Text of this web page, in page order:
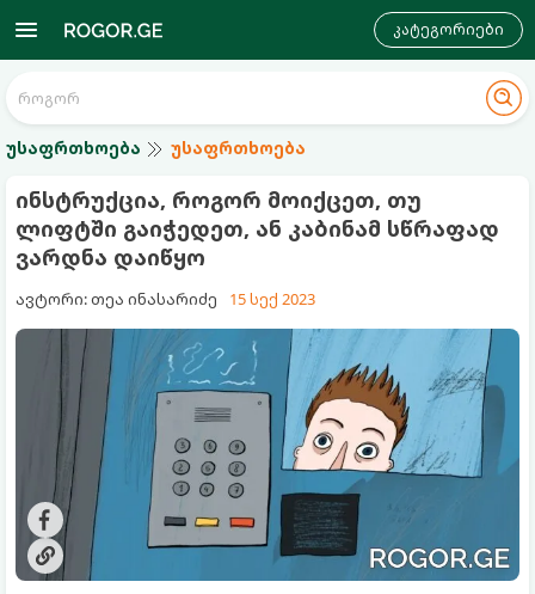
კატეგორიები
უსაფრთხოება უსაფრთხოება
ინსტრუქცია, როგორ მოიქცეთ, თუ
ლიფტში გაიჭედეთ, ან კაბინამ სწრაფად
ვარდნა დაიწყო
ავტორი: თეა ინასარიძე 15 სექ 2023